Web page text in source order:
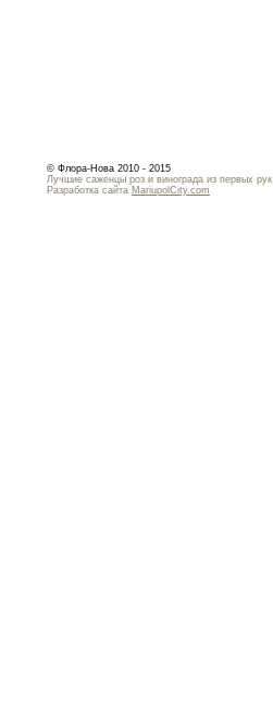
© Флора-Нова 2010 - 2015
Лучшие саженцы роз и винограда из первых рук
Разработка сайта MariupolCity.com